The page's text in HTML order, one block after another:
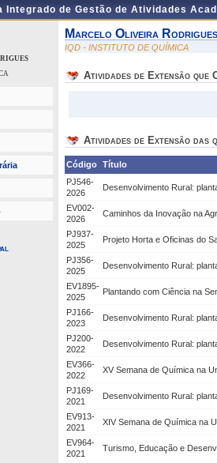
Integrado de Gestão de Atividades
Marcelo Oliveira Rodrigues
IQD - INSTITUTO DE QUÍMICA
Atividades de Extensão que
Atividades de Extensão das
Código Título
PJ546-
2026
Desenvolvimento Rural:
EV002-
2026
Caminhos da Inovação na
PJ937-
2025
Projeto Horta e Oficinas do
PJ356-
2025
Desenvolvimento Rural:
EV1895-
2025
Plantando com Ciência na
PJ166-
2023
Desenvolvimento Rural:
PJ200-
2022
Desenvolvimento Rural:
EV366-
2022
XV Semana de Química na
PJ169-
2021
Desenvolvimento Rural:
EV913-
2021
XIV Semana de Química na
EV964-
2021
Turismo, Educação e